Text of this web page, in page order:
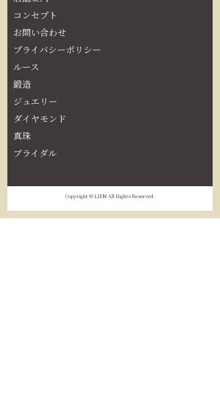
コンセプト
お問い合わせ
プライバシーポリシー
ルース
鍛造
ジュエリー
ダイヤモンド
真珠
ブライダル
Copyright © LIEN All Rights Reserved.